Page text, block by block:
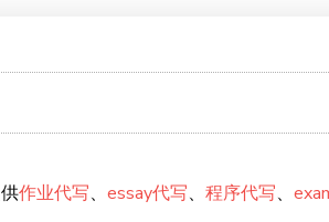
作业代写、essay代写、程序代写、